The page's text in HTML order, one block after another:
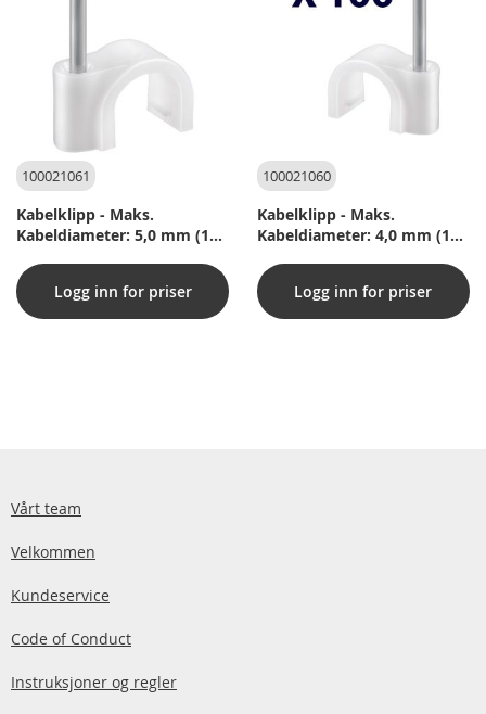
100021061
Kabelklipp - Maks.
Kabeldiameter: 5,0 mm (100
Logg inn for priser
100021060
Kabelklipp - Maks.
Kabeldiameter: 4,0 mm (100
Logg inn for priser
Vårt team
Velkommen
Kundeservice
Code of Conduct
Instruksjoner og regler